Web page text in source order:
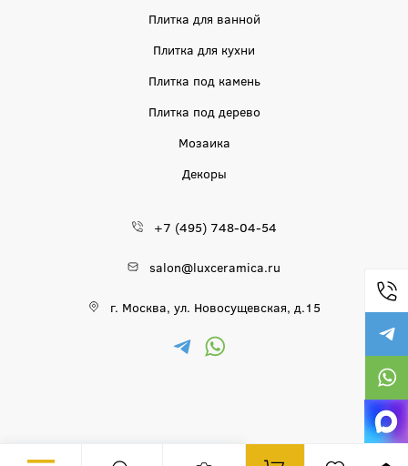
Плитка для ванной
Плитка для кухни
Плитка под камень
Плитка под дерево
Мозаика
Декоры
+7 (495) 748-04-54
salon@luxceramica.ru
г. Москва, ул. Новосущевская, д.15